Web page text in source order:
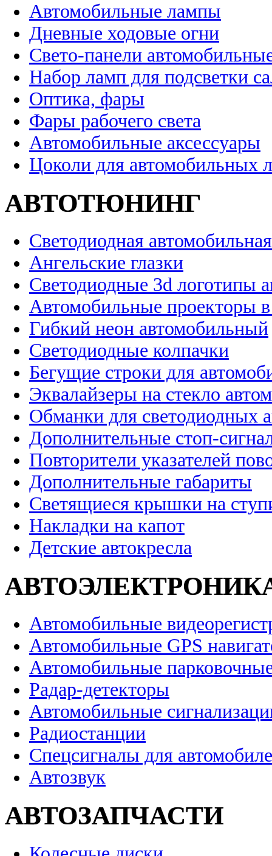
Автомобильные лампы
Дневные ходовые огни
Свето-панели
Набор ламп для подсветки
Оптика, фары
Фары рабочего света
Автомобильные аксессуары
Цоколи для автомобильных
АВТОТЮНИНГ
Светодиодная
Ангельские глазки
Светодиодные 3d логотипы
Автомобильные проекторы
Гибкий неон автомобильный
Светодиодные колпачки
Бегущие строки для
Эквалайзеры на стекло
Обманки для светодиодных
Дополнительные стоп-
Повторители указателей
Дополнительные габариты
Светящиеся крышки на
Накладки на капот
Детские автокресла
Автомобильные
Автомобильные GPS
Автомобильные
Радар-детекторы
Автомобильные
Радиостанции
Спецсигналы для
Автозвук
АВТОЗАПЧАСТИ